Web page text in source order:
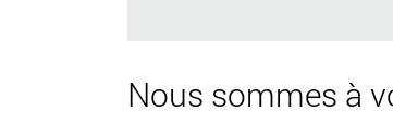
Nous sommes à